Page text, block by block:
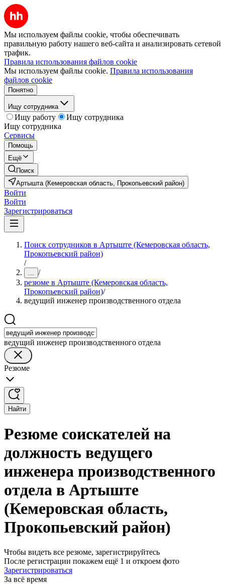
Мы используем файлы cookie, чтобы обеспечивать
правильную работу нашего веб-сайта и анализировать сетевой
трафик.
Правила использования файлов cookie
Мы используем файлы cookie. Правила использования
файлов cookie
Понятно
Ищу сотрудника
Ищу работу
Ищу сотрудника
Ищу сотрудника
Сервисы
Помощь
Ещё
Поиск
Артышта (Кемеровская область, Прокопьевский район)
Войти
Войти
Зарегистрироваться
Поиск сотрудников в Артыште (Кемеровская область,
Прокопьевский район)
/
... /
резюме в Артыште (Кемеровская область,
Прокопьевский район)/
ведущий инженер производственного отдела
ведущий инженер производственного отдела
Резюме
Найти
Резюме соискателей на
должность ведущего
инженера производственного
отдела в Артыште
(Кемеровская область,
Прокопьевский район)
Чтобы видеть все резюме, зарегистрируйтесь
После регистрации покажем ещё 1 и откроем фото
Зарегистрироваться
За всё время